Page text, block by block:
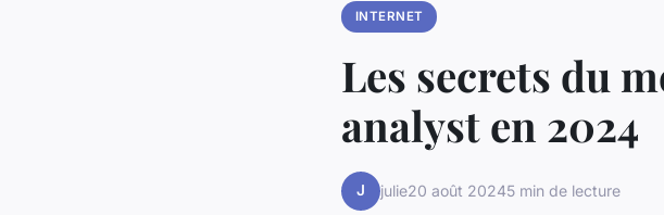
INTERNET
Les secrets du
analyst en 2024
J julie20 août 20245 min de lecture